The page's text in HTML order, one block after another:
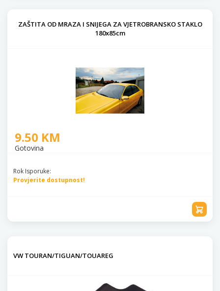
ZAŠTITA OD MRAZA I SNIJEGA ZA VJETROBRANSKO STAKLO
180x85cm
9.50 KM
Gotovina
Rok Isporuke:
Provjerite dostupnost!
VW TOURAN/TIGUAN/TOUAREG